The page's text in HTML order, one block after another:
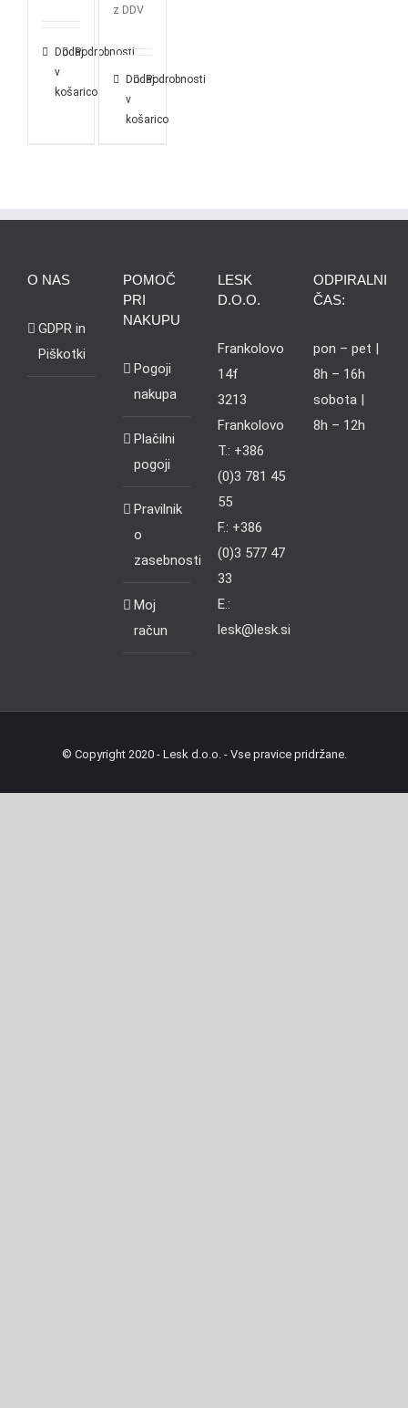
Dodaj
v
košarico
Podrobnosti
z DDV
Dodaj
v
košarico
Podrobnosti
O NAS
GDPR in
Piškotki
POMOČ
PRI
NAKUPU
Pogoji
nakupa
Plačilni
pogoji
Pravilnik
o
zasebnosti
Moj
račun
LESK
D.O.O.
Frankolovo
14f
3213
Frankolovo
T.: +386
(0)3 781 45
55
F.: +386
(0)3 577 47
33
E.:
lesk@lesk.si
ODPIRALNI
ČAS:
pon – pet |
8h – 16h
sobota |
8h – 12h
© Copyright 2020 - Lesk d.o.o. - Vse pravice pridržane.